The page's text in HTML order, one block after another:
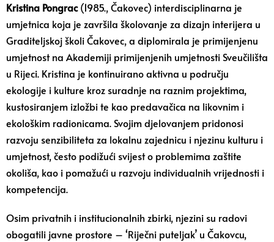
Kristina Pongrac(1985., Čakovec) interdisciplinarna je
umjetnica koja je završila školovanje za dizajn interijera u
Graditeljskoj školi Čakovec, a diplomirala je primijenjenu
umjetnost na Akademiji primijenjenih umjetnosti Sveučilišta
u Rijeci. Kristina je kontinuirano aktivna u području
ekologije i kulture kroz suradnje na raznim projektima,
kustosiranjem izložbi te kao predavačica na likovnim i
ekološkim radionicama. Svojim djelovanjem pridonosi
razvoju senzibiliteta za lokalnu zajednicu i njezinu kulturu i
umjetnost, često podižući svijest o problemima zaštite
okoliša, kao i pomažući u razvoju individualnih vrijednosti i
kompetencija.
Osim privatnih i institucionalnih zbirki, njezini su radovi
obogatili javne prostore – ‘Riječni puteljak’ u Čakovcu,